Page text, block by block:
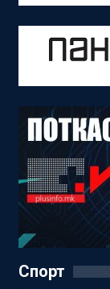
Спорт